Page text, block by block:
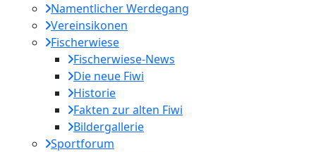
Namentlicher Werdegang
Vereinsikonen
Fischerwiese
Fischerwiese-News
Die neue Fiwi
Historie
Fakten zur alten Fiwi
Bildergallerie
Sportforum